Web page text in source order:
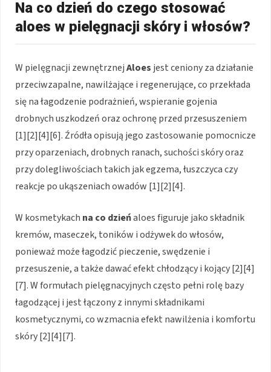
Na co dzień do czego stosować
aloes w pielęgnacji skóry i włosów?
W pielęgnacji zewnętrznejAloes jest ceniony za działanie
przeciwzapalne, nawilżające i regenerujące, co przekłada
się na łagodzenie podrażnień, wspieranie gojenia
drobnych uszkodzeń oraz ochronę przed przesuszeniem
[1][2][4][6]. Źródła opisują jego zastosowanie pomocnicze
przy oparzeniach, drobnych ranach, suchości skóry oraz
przy dolegliwościach takich jak egzema, łuszczyca czy
reakcje po ukąszeniach owadów [1][2][4].
W kosmetykach na co dzieńaloes figuruje jako składnik
kremów, maseczek, toników i odżywek do włosów,
ponieważ może łagodzić pieczenie, swędzenie i
przesuszenie, a także dawać efekt chłodzący i kojący [2][4]
[7]. W formułach pielęgnacyjnych często pełni rolę bazy
łagodzącej i jest łączony z innymi składnikami
kosmetycznymi, co wzmacnia efekt nawilżenia i komfortu
skóry [2][4][7].